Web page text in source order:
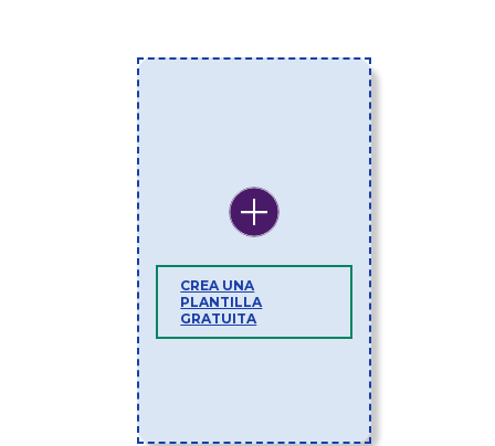
CREA UNA
PLANTILLA
GRATUITA